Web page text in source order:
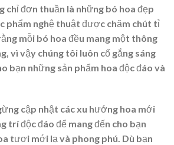
chỉ đơn thuần là những bó hoa đẹp
phẩm nghệ thuật được chăm chút tỉ
mỗi bó hoa đều mang một thông
vì vậy chúng tôi luôn cố gắng sáng
bạn những sản phẩm hoa độc đáo và
cập nhật các xu hướng hoa mới
trí độc đáo để mang đến cho bạn
tươi mới lạ và phong phú. Dù bạn